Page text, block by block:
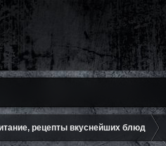
рецепты вкуснейших блюд